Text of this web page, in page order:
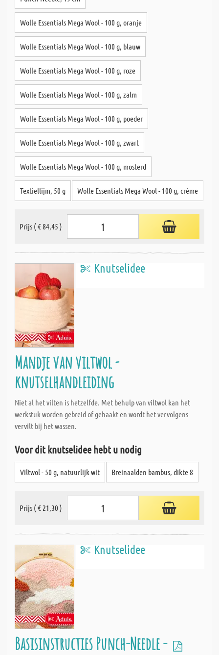
Wolle Essentials Mega Wool - 100 g, oranje
Wolle Essentials Mega Wool - 100 g, blauw
Wolle Essentials Mega Wool - 100 g, roze
Wolle Essentials Mega Wool - 100 g, zalm
Wolle Essentials Mega Wool - 100 g, poeder
Wolle Essentials Mega Wool - 100 g, zwart
Wolle Essentials Mega Wool - 100 g, mosterd
Textiellijm, 50 g Wolle Essentials Mega Wool - 100 g, crème
Prijs ( € 84,45 )
Knutselidee
Mandje van viltwol -
knutselhandleiding
Niet al het vilten is hetzelfde. Met behulp van viltwol kan het
werkstuk worden gebreid of gehaakt en wordt het vervolgens
vervilt bij het wassen.
Voor dit knutselidee hebt u nodig
Viltwol - 50 g, natuurlijk wit Breinaalden bambus, dikte 8
Prijs ( € 21,30 )
Knutselidee
Basisinstructies Punch-Needle -